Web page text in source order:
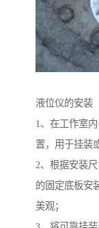
液位仪的安装
1、在工作室
置，用于挂装
2、根据安装
的固定底板安
美观；